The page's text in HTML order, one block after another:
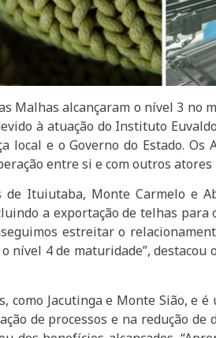
Malhas alcançaram o nível 3 no
à atuação do Instituto
e o Governo do Estado. Os
entre si e com outros atores
Ituiutaba, Monte Carmelo e
a exportação de telhas
estreitar o
nível 4 de maturidade”,
Jacutinga e Monte Sião, e
de processos e na redução